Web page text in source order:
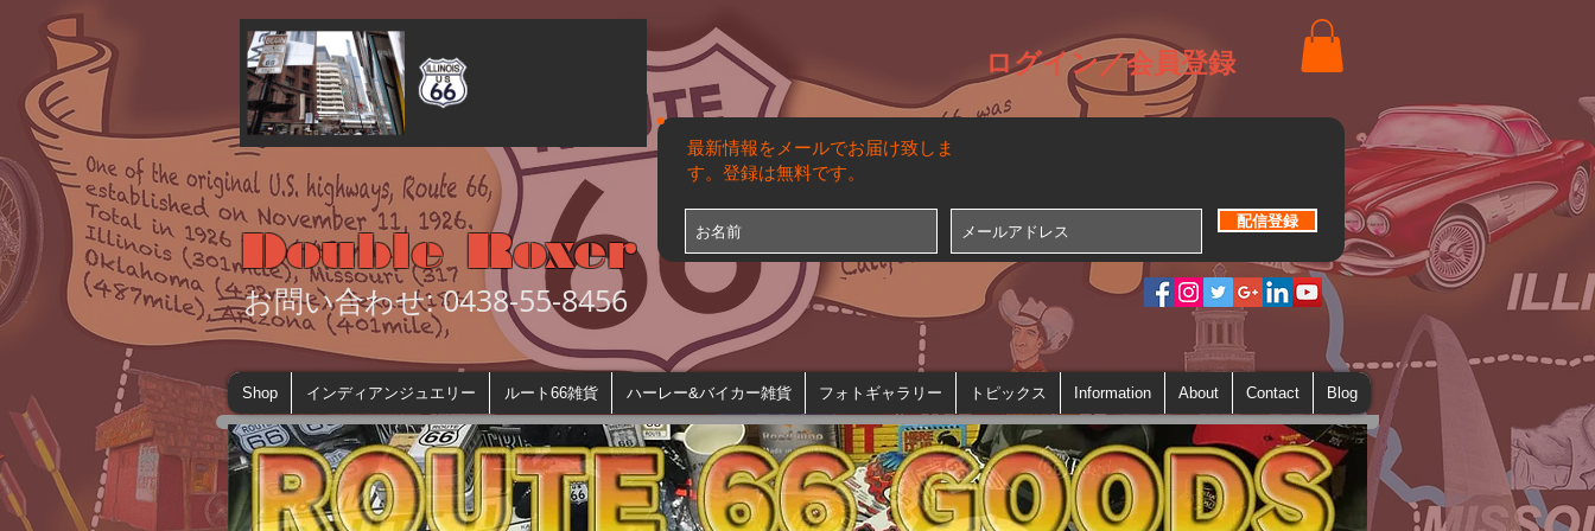
お問い合わせ: 0438-55-8456
Double Roxer
ログイン／会員登録
最新情報をメールでお届け致しま
す。登録は無料です。
配信登録
Shop インディアンジュエリー ルート66雑貨 ハーレー&バイカー雑貨 フォトギャラリー トピックス Information About Contact Blog